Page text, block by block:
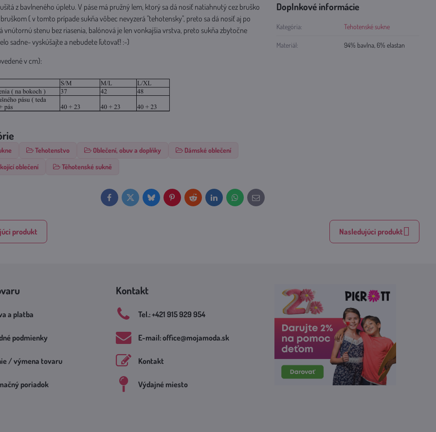
z bavlneného úpletu. V páse má pružný lem, ktorý sa dá nosiť natiahnutý cez bruško
( v tomto prípade sukňa vôbec nevyzerá "tehotensky", preto sa dá nosiť aj po
vnútornú stenu bez riasenia, balónová je len vonkajšia vrstva, preto sukňa zbytočne
sadne- vyskúšajte a nebudete ľutovať! :-)
v cm):
Tehotenstvo Oblečení, obuv a doplňky
Dámské oblečení
oblečení
Těhotenské sukně
Doplnkové informácie
Kategória: Tehotenské sukne
Materiál: 94% bavlna, 6% elastan
FacebookTwitterBlueskyPinterestReddit LinkedInWhatsApp
E-
mail
produkt Nasledujúci produkt
a platba
podmienky
/ výmena tovaru
poriadok
Kontakt
Tel​.: +421 915 929 954
E-mail: office​@mojamoda​.sk
Kontakt
Výdajné miesto